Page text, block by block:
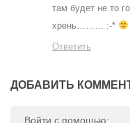
там будет не то
хрень……… :-*
Ответить
ДОБАВИТЬ
Войти с помощью: